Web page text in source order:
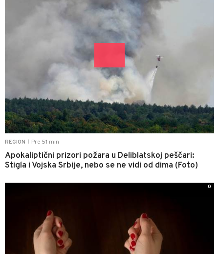
REGION Pre 51 min
Apokaliptični prizori požara u Deliblatskoj peščari:
Stigla i Vojska Srbije, nebo se ne vidi od dima (Foto)
0